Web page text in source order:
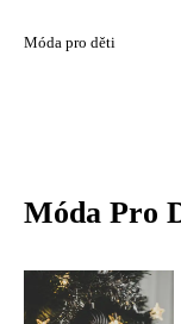
Móda pro děti
Móda Pro